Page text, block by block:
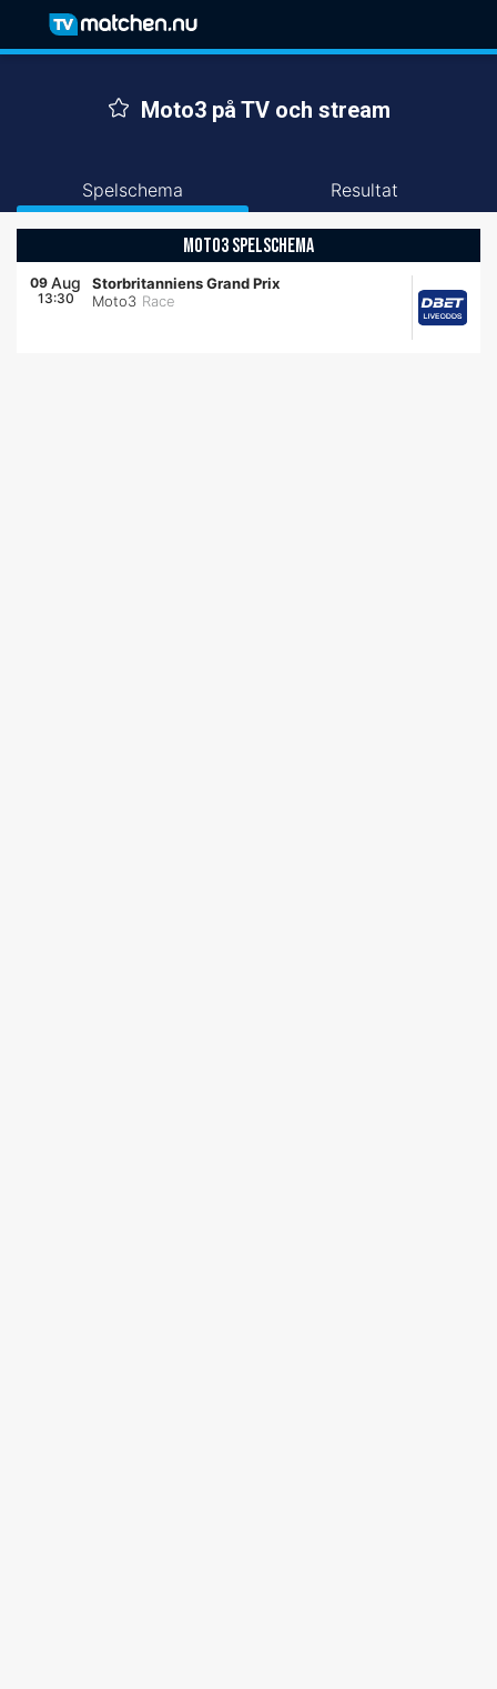
Moto3 på TV och stream
Spelschema Resultat
MOTO3 SPELSCHEMA
09 Aug
13:30
Storbritanniens Grand Prix
Moto3 Race